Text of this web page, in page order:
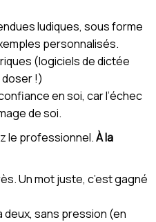
ludiques, sous forme
personnalisés.
(logiciels de dictée
!)
en soi, car l’échec
de soi.
le professionnel.À la
Un mot juste, c’est gagné
deux, sans pression (en